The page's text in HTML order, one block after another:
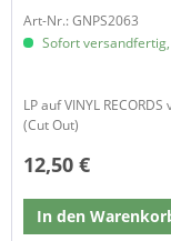
Art-Nr.: GNPS2063
Sofort
LP auf VINYL
(Cut Out)
12,50 €
In den